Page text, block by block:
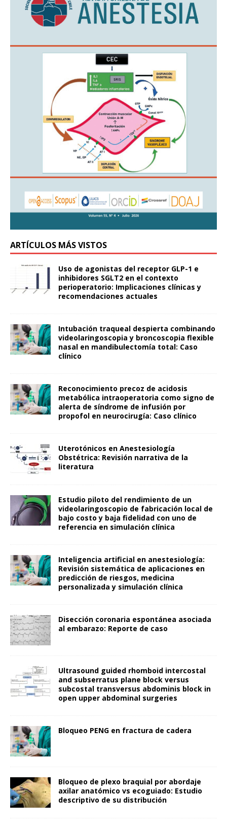
ARTÍCULOS MÁS VISTOS
Uso de agonistas del receptor GLP-1 e
inhibidores SGLT2 en el contexto
perioperatorio: Implicaciones clínicas y
recomendaciones actuales
Intubación traqueal despierta combinando
videolaringoscopia y broncoscopia flexible
nasal en mandibulectomía total: Caso
clínico
Reconocimiento precoz de acidosis
metabólica intraoperatoria como signo de
alerta de síndrome de infusión por
propofol en neurocirugía: Caso clínico
Uterotónicos en Anestesiología
Obstétrica: Revisión narrativa de la
literatura
Estudio piloto del rendimiento de un
videolaringoscopio de fabricación local de
bajo costo y baja fidelidad con uno de
referencia en simulación clínica
Inteligencia artificial en anestesiología:
Revisión sistemática de aplicaciones en
predicción de riesgos, medicina
personalizada y simulación clínica
Disección coronaria espontánea asociada
al embarazo: Reporte de caso
Ultrasound guided rhomboid intercostal
and subserratus plane block versus
subcostal transversus abdominis block in
open upper abdominal surgeries
Bloqueo PENG en fractura de cadera
Bloqueo de plexo braquial por abordaje
axilar anatómico vs ecoguiado: Estudio
descriptivo de su distribución